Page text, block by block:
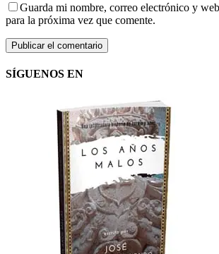
Guarda mi nombre, correo electrónico y
para la próxima vez que comente.
SÍGUENOS EN